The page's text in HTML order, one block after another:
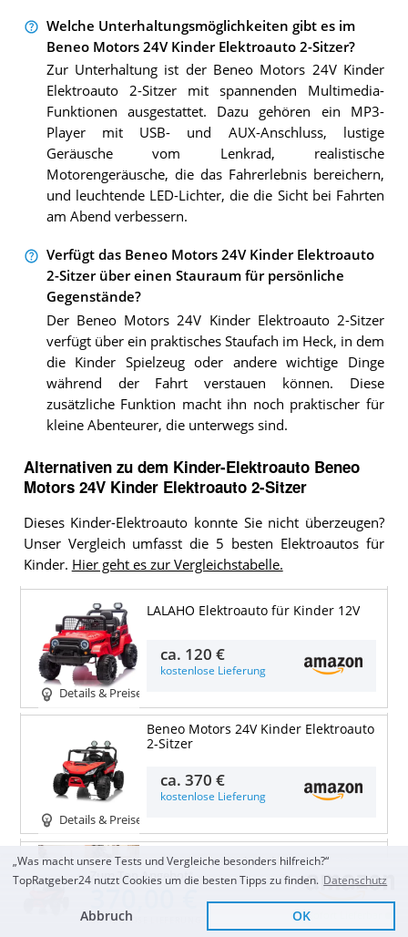
Zum Top Angebot
KOSTENLOSE LIEFERUNG Sofort Lieferbar
Welche Unterhaltungsmöglichkeiten gibt es im
Beneo Motors 24V Kinder Elektroauto 2-Sitzer?
Zur Unterhaltung ist der Beneo Motors 24V Kinder
Elektroauto 2-Sitzer mit spannenden Multimedia-
Funktionen ausgestattet. Dazu gehören ein MP3-
Player mit USB- und AUX-Anschluss, lustige
Geräusche vom Lenkrad, realistische
Motorengeräusche, die das Fahrerlebnis bereichern,
und leuchtende LED-Lichter, die die Sicht bei Fahrten
am Abend verbessern.
Verfügt das Beneo Motors 24V Kinder Elektroauto
2-Sitzer über einen Stauraum für persönliche
Gegenstände?
Der Beneo Motors 24V Kinder Elektroauto 2-Sitzer
verfügt über ein praktisches Staufach im Heck, in dem
die Kinder Spielzeug oder andere wichtige Dinge
während der Fahrt verstauen können. Diese
zusätzliche Funktion macht ihn noch praktischer für
kleine Abenteurer, die unterwegs sind.
Alternativen zu dem Kinder-Elektroauto Beneo
Motors 24V Kinder Elektroauto 2-Sitzer
Dieses Kinder-Elektroauto konnte Sie nicht überzeugen?
Unser Vergleich umfasst die 5 besten Elektroautos für
Kinder. Hier geht es zur Vergleichstabelle.
Details & Preise
LALAHO Elektroauto für Kinder 12V
ca. 120 €
kostenlose Lieferung
Details & Preise
Beneo Motors 24V Kinder Elektroauto
2-Sitzer
ca.370 €
kostenlose Lieferung
HAUSPROFI Kinder Elektroauto 12V
180 €
„Was macht unsere Tests und Vergleiche besonders hilfreich?“
TopRatgeber24 nutzt Cookies um die besten Tipps zu finden. Datenschutz
Abbruch OK